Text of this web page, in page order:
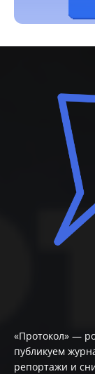
«Протокол» —
публикуем
репортажи и